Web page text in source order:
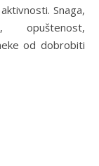
Snaga,
opuštenost,
od dobrobiti